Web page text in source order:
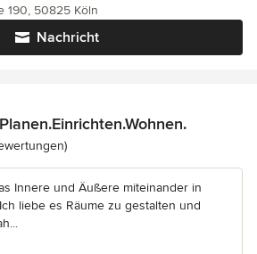
Nachricht
190, 50825 Köln
5 von 5 Sternen
Innere und Äußere miteinander in
liebe es Räume zu gestalten und